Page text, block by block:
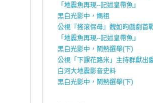
「地震魚再現--記述皇帶魚」
黑白光影中，媽祖
公視『搖滾保母』魏如昀戲劇首
「地震魚再現--記述皇帶魚」
黑白光影中，鬧熱選舉(下)
公視「下課花路米」主持群獻出
白河大地震影音史料
黑白光影中，鬧熱選舉(下)